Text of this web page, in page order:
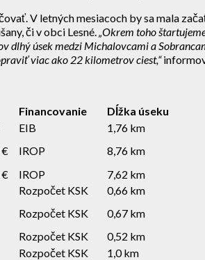
V letných mesiacoch by sa mala
či v obci Lesné. „Okrem toho
dlhý úsek medzi Michalovcami a
viac ako 22 kilometrov ciest,“
Financovanie
Dĺžka úseku
EIB
1,76 km
IROP
8,76 km
IROP
7,62 km
Rozpočet KSK
0,66 km
Rozpočet KSK
0,67 km
Rozpočet KSK
0,52 km
Rozpočet KSK
1,0 km